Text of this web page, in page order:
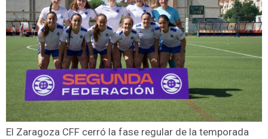
El Zaragoza CFF cerró la fase regular de la temporada